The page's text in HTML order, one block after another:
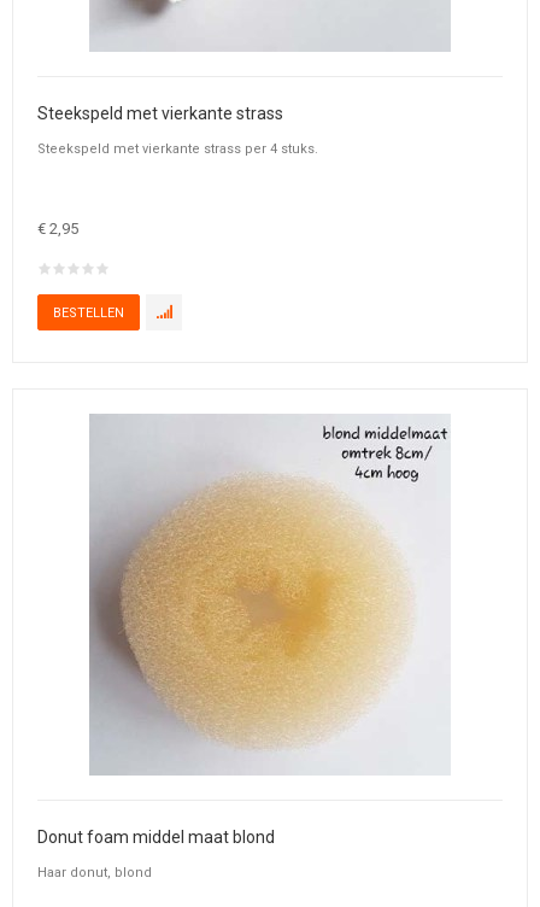
Steekspeld met vierkante strass
Steekspeld met vierkante strass per 4 stuks.
€ 2,95
Donut foam middel maat blond
Haar donut, blond